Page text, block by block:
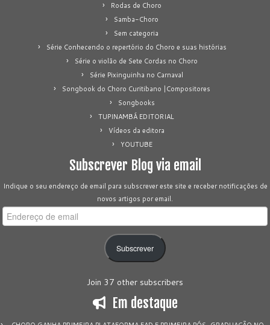
Rodas de Choro
Samba-Choro
Sem categoria
Série Conhecendo o repertório do Choro e suas histórias
Série o violão de Sete Cordas no Choro
Série Pixinguinha no Carnaval
Songbook do Choro Curitibano |Compositores
Songbooks
TUPINAMBÁ EDITORIAL
Vídeos da editora
YOUTUBE
Subscrever Blog via email
Indique o seu endereço de email para subscrever este site e receber notificações de
novos artigos por email.
Endereço
de
Subscrever
Join 37 other subscribers
Em destaque